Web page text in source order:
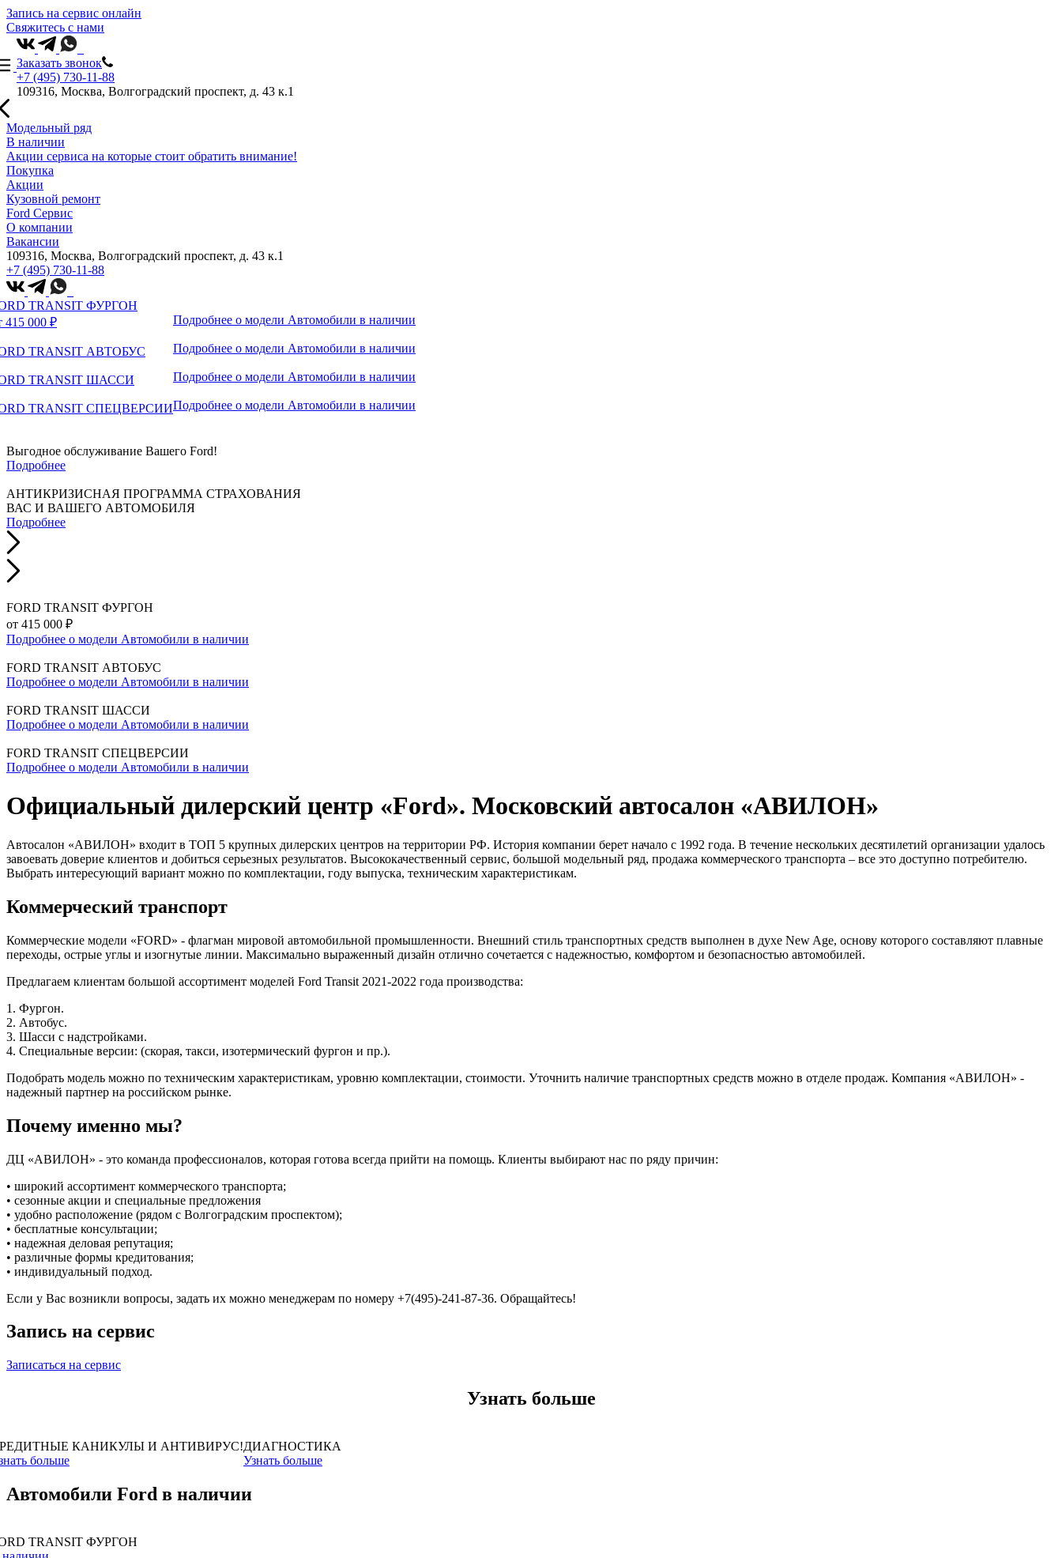
Запись на сервис онлайн
Свяжитесь с нами
Заказать звонок
+7 (495) 730-11-88
109316, Москва, Волгоградский проспект, д. 43 к.1
Модельный ряд
В наличии
Акции сервиса на которые стоит обратить внимание!
Покупка
Акции
Кузовной ремонт
Ford Сервис
О компании
Вакансии
109316, Москва, Волгоградский проспект, д. 43 к.1
+7 (495) 730-11-88
TRANSIT ФУРГОН
415 000 ₽
TRANSIT АВТОБУС
TRANSIT ШАССИ
TRANSIT СПЕЦВЕРСИИ
Подробнее о модели Автомобили в наличии
Подробнее о модели Автомобили в наличии
Подробнее о модели Автомобили в наличии
Подробнее о модели Автомобили в наличии
Выгодное обслуживание Вашего Ford!
Подробнее
АНТИКРИЗИСНАЯ ПРОГРАММА СТРАХОВАНИЯ
ВАС И ВАШЕГО АВТОМОБИЛЯ
Подробнее
FORD TRANSIT ФУРГОН
от 415 000 ₽
Подробнее о модели Автомобили в наличии
FORD TRANSIT АВТОБУС
Подробнее о модели Автомобили в наличии
FORD TRANSIT ШАССИ
Подробнее о модели Автомобили в наличии
FORD TRANSIT СПЕЦВЕРСИИ
Подробнее о модели Автомобили в наличии
Официальный дилерский центр «Ford». Московский автосалон «АВИЛОН»
Автосалон «АВИЛОН» входит в ТОП 5 крупных дилерских центров на территории РФ. История компании берет начало с 1992 года. В течение нескольких десятилетий организации удалось
завоевать доверие клиентов и добиться серьезных результатов. Высококачественный сервис, большой модельный ряд, продажа коммерческого транспорта – все это доступно потребителю.
Выбрать интересующий вариант можно по комплектации, году выпуска, техническим характеристикам.
Коммерческий транспорт
Коммерческие модели «FORD» - флагман мировой автомобильной промышленности. Внешний стиль транспортных средств выполнен в духе New Age, основу которого составляют плавные
переходы, острые углы и изогнутые линии. Максимально выраженный дизайн отлично сочетается с надежностью, комфортом и безопасностью автомобилей.
Предлагаем клиентам большой ассортимент моделей Ford Transit 2021-2022 года производства:
1. Фургон.
2. Автобус.
3. Шасси с надстройками.
4. Специальные версии: (скорая, такси, изотермический фургон и пр.).
Подобрать модель можно по техническим характеристикам, уровню комплектации, стоимости. Уточнить наличие транспортных средств можно в отделе продаж. Компания «АВИЛОН» -
надежный партнер на российском рынке.
Почему именно мы?
ДЦ «АВИЛОН» - это команда профессионалов, которая готова всегда прийти на помощь. Клиенты выбирают нас по ряду причин:
• широкий ассортимент коммерческого транспорта;
• сезонные акции и специальные предложения
• удобно расположение (рядом с Волгоградским проспектом);
• бесплатные консультации;
• надежная деловая репутация;
• различные формы кредитования;
• индивидуальный подход.
Если у Вас возникли вопросы, задать их можно менеджерам по номеру +7(495)-241-87-36. Обращайтесь!
Запись на сервис
Записаться на сервис
Узнать больше
КАНИКУЛЫ И АНТИВИРУС!
больше
ДИАГНОСТИКА
Узнать больше
Автомобили Ford в наличии
TRANSIT ФУРГОН